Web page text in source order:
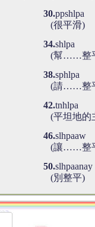
30.ppshlpa
(很平滑)
34.shlpa
(幫……整
38.sphlpa
(請……整
42.tnhlpa
(平坦地的
46.slhpaaw
(讓……整
50.slhpaanay
(別整平)